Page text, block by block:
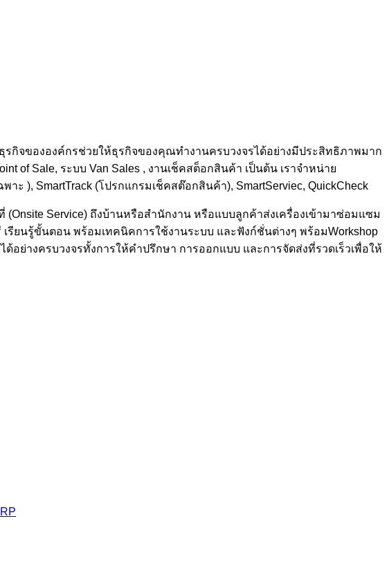
กิจขององค์กรช่วยให้ธุรกิจของคุณทำงานครบวงจรได้อย่างมีประสิทธิภาพมาก
of Sale, ระบบ Van Sales , งานเช็คสต็อกสินค้า เป็นต้น เราจำหน่าย
ะ ), SmartTrack (โปรกแกรมเช็คสต๊อกสินค้า), SmartServiec, QuickCheck
Service) ถึงบ้านหรือสำนักงาน หรือแบบลูกค้าส่งเครื่องเข้ามาซ่อมแซม
รียนรู้ขั้นตอน พร้อมเทคนิคการใช้งานระบบ และฟังก์ชั่นต่างๆ พร้อมWorkshop
างครบวงจรทั้งการให้คำปรึกษา การออกแบบ และการจัดส่งที่รวดเร็วเพื่อให้